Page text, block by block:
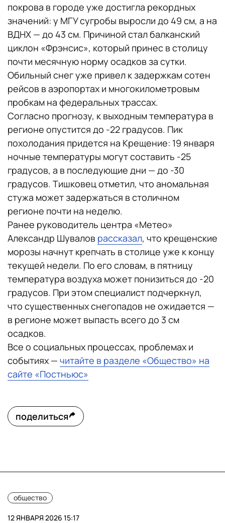
покрова в городе уже достигла рекордных
значений: у МГУ сугробы выросли до 49 см, а на
ВДНХ — до 43 см. Причиной стал балканский
циклон «Фрэнсис», который принес в столицу
почти месячную норму осадков за сутки.
Обильный снег уже привел к задержкам сотен
рейсов в аэропортах и многокилометровым
пробкам на федеральных трассах.
Согласно прогнозу, к выходным температура в
регионе опустится до -22 градусов. Пик
похолодания придется на Крещение: 19 января
ночные температуры могут составить -25
градусов, а в последующие дни — до -30
градусов. Тишковец отметил, что аномальная
стужа может задержаться в столичном
регионе почти на неделю.
Ранее руководитель центра «Метео»
Александр Шувалов рассказал, что крещенские
морозы начнут крепчать в столице уже к концу
текущей недели. По его словам, в пятницу
температура воздуха может понизиться до -20
градусов. При этом специалист подчеркнул,
что существенных снегопадов не ожидается —
в регионе может выпасть всего до 3 см
осадков.
Все о социальных процессах, проблемах и
событиях — читайте в разделе «Общество» на
сайте «Постньюс»
поделиться
общество
12 ЯНВАРЯ 2026 15:17